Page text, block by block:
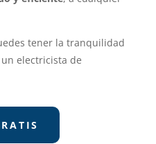
tener la tranquilidad
electricista de